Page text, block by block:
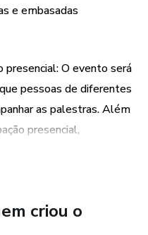
e embasadas
presencial: O evento será
pessoas de diferentes
as palestras. Além
presencial,
que podem incluir
descontos em
criou o